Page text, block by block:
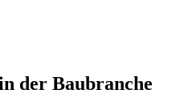
der Baubranche